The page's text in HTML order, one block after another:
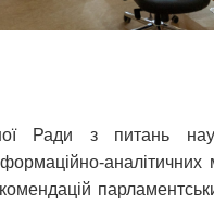
Ради з питань
аналітичних